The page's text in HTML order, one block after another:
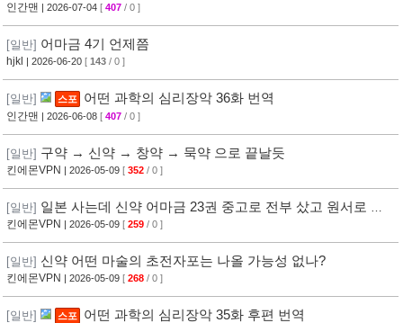
인간맨 | 2026-07-04 [ 407 / 0 ]
[일반] 어마금 4기 언제쯤
hjkl | 2026-06-20 [ 143 / 0 ]
[일반] 스포 어떤 과학의 심리장악 36화 번역
인간맨 | 2026-06-08 [ 407 / 0 ]
[일반] 구약 → 신약 → 창약 → 묵약 으로 끝날듯
킨에몬VPN | 2026-05-09 [ 352 / 0 ]
[일반] 일본 사는데 신약 어마금 23권 중고로 전부 샀고 원서로 보
는중인데
킨에몬VPN | 2026-05-09 [ 259 / 0 ]
[일반] 신약 어떤 마술의 초전자포는 나올 가능성 없나?
킨에몬VPN | 2026-05-09 [ 268 / 0 ]
[일반] 스포 어떤 과학의 심리장악 35화 후편 번역